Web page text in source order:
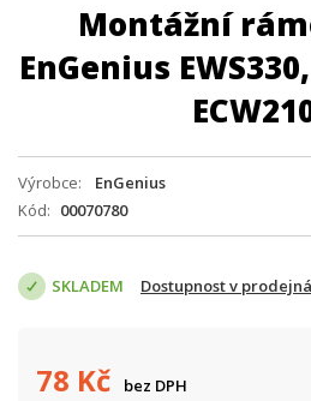
Montážní
EnGenius
Výrobce
EnGenius
Kód
00070780
SKLADEM Dostupnost v
78 Kč
bez DPH